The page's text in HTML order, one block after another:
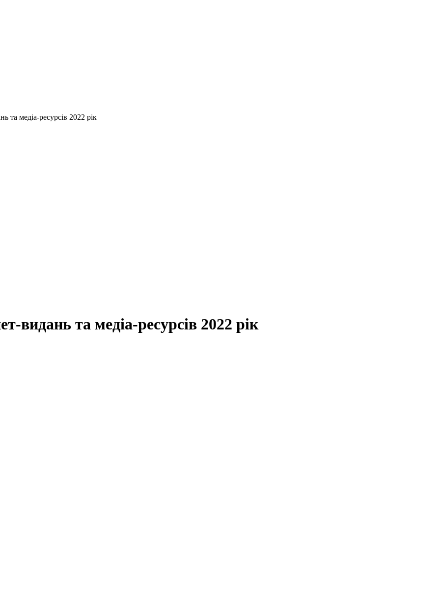
та медіа-ресурсів 2022 рік
видань та медіа-ресурсів 2022 рік